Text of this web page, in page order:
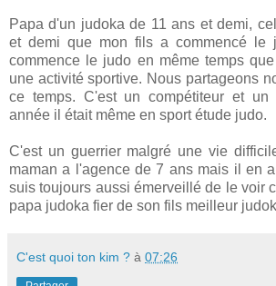
Papa d'un judoka de 11 ans et demi,
et demi que mon fils a commencé le
commence le judo en même temps
une activité sportive. Nous partageons
ce temps. C'est un compétiteur et un
année il était même en sport étude judo.
C'est un guerrier malgré une vie
maman a l'agence de 7 ans mais il en
suis toujours aussi émerveillé de le voir
papa judoka fier de son fils meilleur
C'est quoi ton kim ? à 07:26